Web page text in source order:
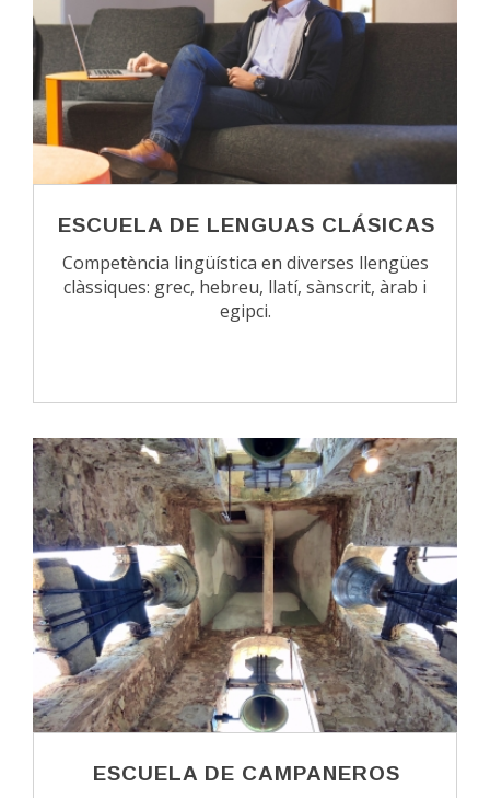
ESCUELA DE LENGUAS CLÁSICAS
Competència lingüística en diverses llengües
clàssiques: grec, hebreu, llatí, sànscrit, àrab i
egipci.
ESCUELA DE CAMPANEROS